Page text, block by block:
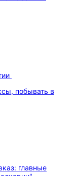
побывать в